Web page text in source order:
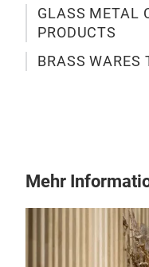
GLASS METAL
PRODUCTS
BRASS WARES
Mehr